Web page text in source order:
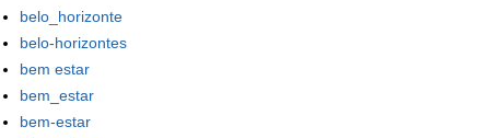
belo_horizonte
belo-horizontes
bem estar
bem_estar
bem-estar